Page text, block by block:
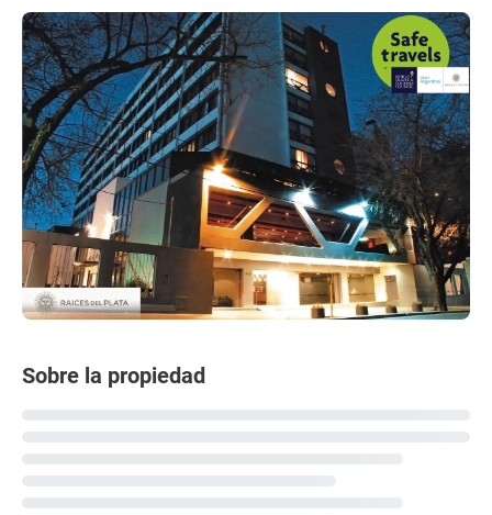
Sobre la propiedad